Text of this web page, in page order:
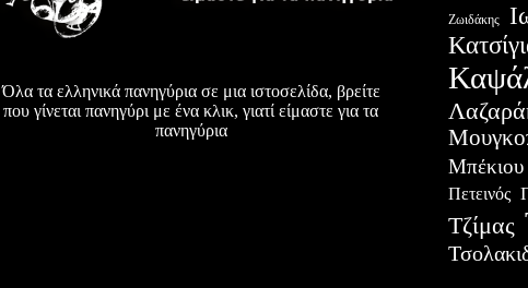
Όλα τα ελληνικά πανηγύρια σε μια ιστοσελίδα, βρείτε
που γίνεται πανηγύρι με ένα κλικ, γιατί είμαστε για τα
πανηγύρια
Ζωιδάκης
Μπέκιου
Πετεινός
Τζίμας